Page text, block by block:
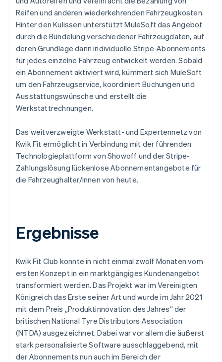
Reifen und anderen wiederkehrenden Fahrzeugkosten.
Hinter den Kulissen unterstützt MuleSoft das Angebot
durch die Bündelung verschiedener Fahrzeugdaten, auf
deren Grundlage dann individuelle Stripe-Abonnements
für jedes einzelne Fahrzeug entwickelt werden. Sobald
ein Abonnement aktiviert wird, kümmert sich MuleSoft
um den Fahrzeugservice, koordiniert Buchungen und
Ausstattungswünsche und erstellt die
Werkstattrechnungen.
Das weitverzweigte Werkstatt- und Expertennetz von
Kwik Fit ermöglicht in Verbindung mit der führenden
Technologieplattform von Showoff und der Stripe-
Zahlungslösung lückenlose Abonnementangebote für
die Fahrzeughalter/innen von heute.
Ergebnisse
Kwik Fit Club konnte in nicht einmal zwölf Monaten vom
ersten Konzept in ein marktgängiges Kundenangebot
transformiert werden. Das Projekt war im Vereinigten
Königreich das Erste seiner Art und wurde im Jahr 2021
mit dem Preis „Produktinnovation des Jahres“ der
britischen National Tyre Distributors Association
(NTDA) ausgezeichnet. Dabei war vor allem die äußerst
stark personalisierte Software ausschlaggebend, mit
der Abonnements nun auch im Bereich der